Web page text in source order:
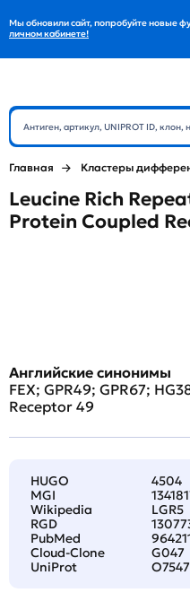
Мы обновили сайт, попробуйте новые
личном кабинете!
Главная Кластеры
Leucine Rich
Protein Coupled
Английские синонимы
FEX; GPR49; GPR67;
Receptor 49
HUGO
4504
MGI
Wikipedia
LGR5
RGD
PubMed
Cloud-Clone
G047
UniProt